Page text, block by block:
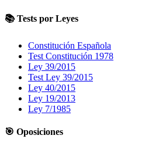
📚 Tests por Leyes
Constitución Española
Test Constitución 1978
Ley 39/2015
Test Ley 39/2015
Ley 40/2015
Ley 19/2013
Ley 7/1985
🎯 Oposiciones